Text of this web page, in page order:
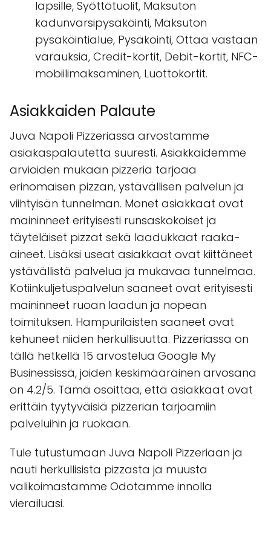
lapsille, Syöttötuolit, Maksuton
kadunvarsipysäköinti, Maksuton
pysäköintialue, Pysäköinti, Ottaa vastaan
varauksia, Credit-kortit, Debit-kortit, NFC-
mobiilimaksaminen, Luottokortit.
Asiakkaiden Palaute
Juva Napoli Pizzeriassa arvostamme
asiakaspalautetta suuresti. Asiakkaidemme
arvioiden mukaan pizzeria tarjoaa
erinomaisen pizzan, ystävällisen palvelun ja
viihtyisän tunnelman. Monet asiakkaat ovat
maininneet erityisesti runsaskokoiset ja
täyteläiset pizzat sekä laadukkaat raaka-
aineet. Lisäksi useat asiakkaat ovat kiittäneet
ystävällistä palvelua ja mukavaa tunnelmaa.
Kotiinkuljetuspalvelun saaneet ovat erityisesti
maininneet ruoan laadun ja nopean
toimituksen. Hampurilaisten saaneet ovat
kehuneet niiden herkullisuutta. Pizzeriassa on
tällä hetkellä 15 arvostelua Google My
Businessissä, joiden keskimääräinen arvosana
on 4.2/5. Tämä osoittaa, että asiakkaat ovat
erittäin tyytyväisiä pizzerian tarjoamiin
palveluihin ja ruokaan.
Tule tutustumaan Juva Napoli Pizzeriaan ja
nauti herkullisista pizzasta ja muusta
valikoimastamme Odotamme innolla
vierailuasi.